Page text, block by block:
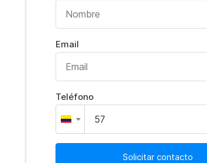
Email
Teléfono
Solicitar contacto